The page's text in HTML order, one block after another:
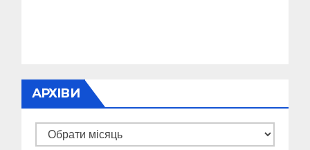
АРХІВИ
Архіви